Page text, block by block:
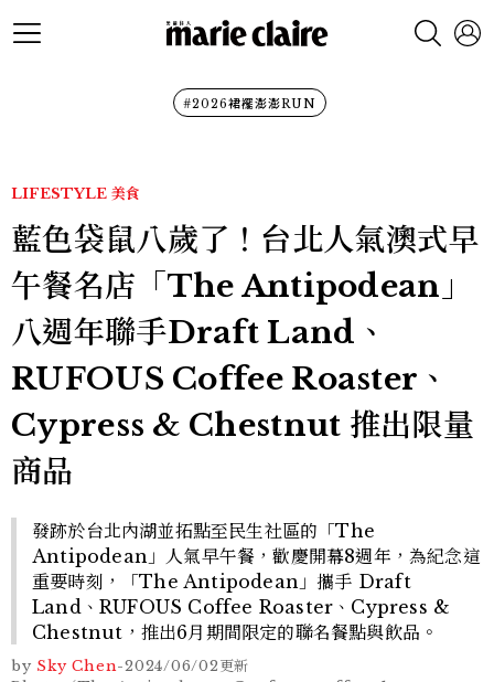
#2026裙襬澎澎RUN
LIFESTYLE 美食
藍色袋鼠八歲了！台北人氣澳式早
午餐名店「The Antipodean」
八週年聯手Draft Land、
RUFOUS Coffee Roaster、
Cypress & Chestnut 推出限量
商品
發跡於台北內湖並拓點至民生社區的「The
Antipodean」人氣早午餐，歡慶開幕8週年，為紀念這
重要時刻，「The Antipodean」攜手 Draft
Land、RUFOUS Coffee Roaster、Cypress &
Chestnut，推出6月期間限定的聯名餐點與飲品。
by Sky Chen-2024/06/02更新